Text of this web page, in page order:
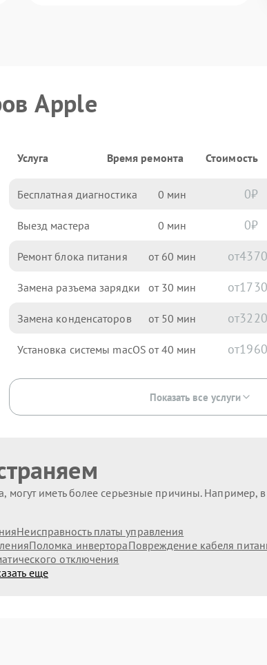
Apple
Услуга Время ремонта Стоимость
Бесплатная диагностика 0 0
Выезд мастера 0 0
Ремонт блока питания 60 4370
Замена разъема зарядки 30 1730
Замена конденсаторов 50 3220
Установка системы macOS 40 1960
Показать все услуги
иметь более серьезные причины. Например,
Неисправность платы управления
Поломка инвертораПовреждение кабеля
отключения
еще